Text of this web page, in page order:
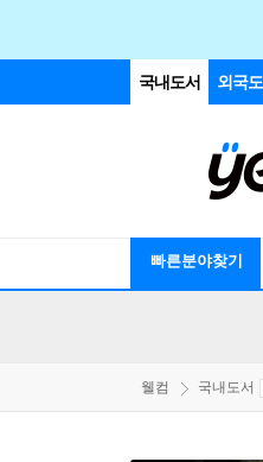
국내도서 외국
빠른분야찾기
웰컴 국내도서